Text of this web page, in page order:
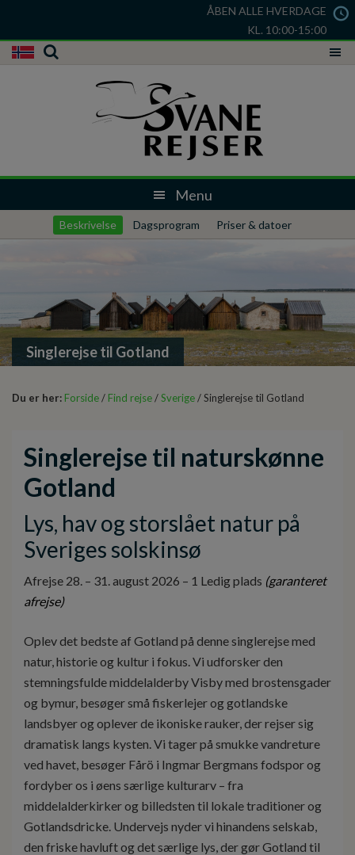
ÅBEN ALLE HVERDAGE
KL. 10:00-15:00
Beskrivelse Dagsprogram Priser & datoer
Singlerejse til Gotland
Du er her: Forside/ Find rejse/Sverige/ Singlerejse til Gotland
Singlerejse til naturskønne
Gotland
Lys, hav og storslået natur på
Sveriges solskinsø
Afrejse 28. – 31. august 2026 – 1 Ledig plads (garanteret
afrejse)
Oplev det bedste af Gotland på denne singlerejse med
natur, historie og kultur i fokus. Vi udforsker den
stemningsfulde middelalderby Visby med brostensgader
og bymur, besøger små fiskerlejer og gotlandske
landsbyer og oplever de ikoniske rauker, der rejser sig
dramatisk langs kysten. Vi tager på smukke vandreture
ved havet, besøger Fårö i Ingmar Bergmans fodspor og
fordyber os i øens særlige kulturarv – fra
middelalderkirker og billedsten til lokale traditioner og
Gotlandsdricke. Undervejs nyder vi hinandens selskab,
den friske havluft og det særlige lys, der gør Gotland til